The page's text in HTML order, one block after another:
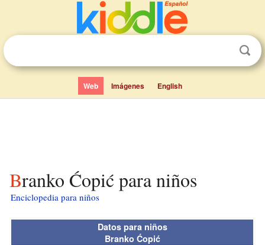
Web Imágenes English
Branko Ćopić para niños
Enciclopedia para niños
Datos para niños
Branko Ćopić